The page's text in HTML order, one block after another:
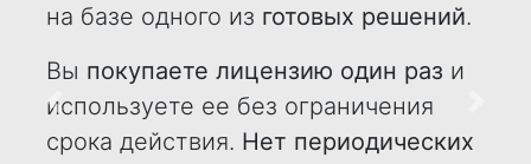
на базе одного из готовых решений.
Вы покупаете лицензию один раз и
используете ее без ограничения
срока действия. Нет периодических
Назад